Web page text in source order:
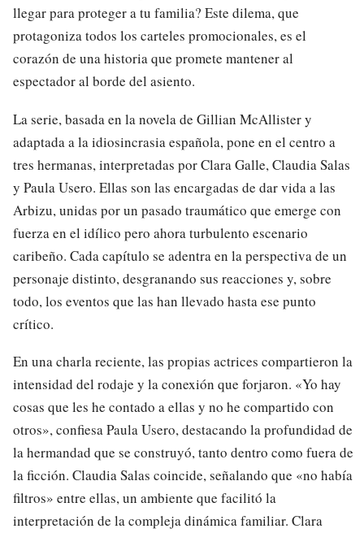
llegar para proteger a tu familia? Este dilema, que
protagoniza todos los carteles promocionales, es el
corazón de una historia que promete mantener al
espectador al borde del asiento.
La serie, basada en la novela de Gillian McAllister y
adaptada a la idiosincrasia española, pone en el centro a
tres hermanas, interpretadas por Clara Galle, Claudia Salas
y Paula Usero. Ellas son las encargadas de dar vida a las
Arbizu, unidas por un pasado traumático que emerge con
fuerza en el idílico pero ahora turbulento escenario
caribeño. Cada capítulo se adentra en la perspectiva de un
personaje distinto, desgranando sus reacciones y, sobre
todo, los eventos que las han llevado hasta ese punto
crítico.
En una charla reciente, las propias actrices compartieron la
intensidad del rodaje y la conexión que forjaron. «Yo hay
cosas que les he contado a ellas y no he compartido con
otros», confiesa Paula Usero, destacando la profundidad de
la hermandad que se construyó, tanto dentro como fuera de
la ficción. Claudia Salas coincide, señalando que «no había
filtros» entre ellas, un ambiente que facilitó la
interpretación de la compleja dinámica familiar. Clara